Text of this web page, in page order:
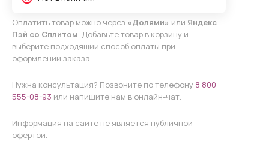
Оплатить товар можно через «Долями» или Яндекс
Пэй со Сплитом. Добавьте товар в корзину и
выберите подходящий способ оплаты при
оформлении заказа.
Нужна консультация? Позвоните по телефону 8 800
555-08-93 или напишите нам в онлайн-чат.
Информация на сайте не является публичной
офертой.